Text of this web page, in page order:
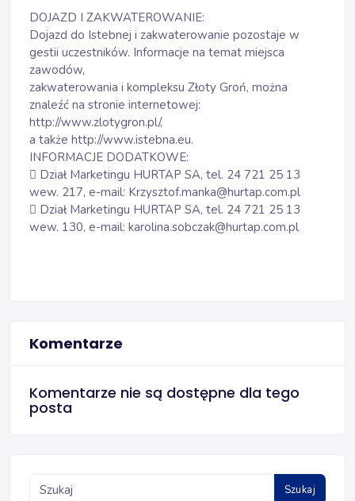
DOJAZD I ZAKWATEROWANIE:
Dojazd do Istebnej i zakwaterowanie pozostaje w
gestii uczestników. Informacje na temat miejsca
zawodów,
zakwaterowania i kompleksu Złoty Groń, można
znaleźć na stronie internetowej:
http://www.zlotygron.pl/,
a także http://www.istebna.eu.
INFORMACJE DODATKOWE:
 Dział Marketingu HURTAP SA, tel. 24 721 25 13
wew. 217, e-mail: Krzysztof.manka@hurtap.com.pl
 Dział Marketingu HURTAP SA, tel. 24 721 25 13
wew. 130, e-mail: karolina.sobczak@hurtap.com.pl
Komentarze
Komentarze nie są dostępne dla tego
posta
Szukaj